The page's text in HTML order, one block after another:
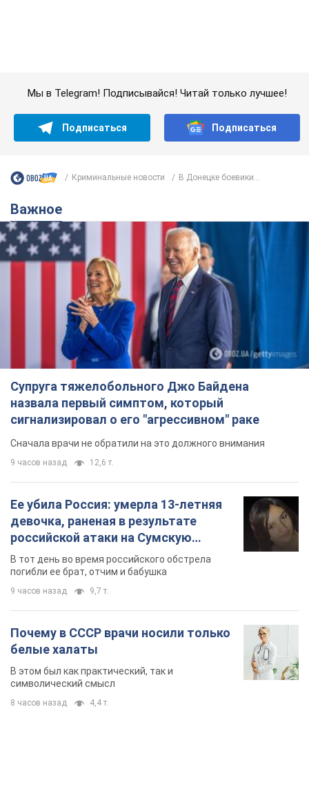
Супруга тяжелобольного Джо Байдена
назвала первый симптом, который
сигнализировал о его "агрессивном" раке
Сначала врачи не обратили на это должного внимания
12,6 т.
Ее убила Россия: умерла 13-летняя
девочка, раненая в результате
российской атаки на Сумскую
В тот день во время российского обстрела
погибли ее брат, отчим и бабушка
белые халаты
символический смысл
8 часов назад 4,4 т.